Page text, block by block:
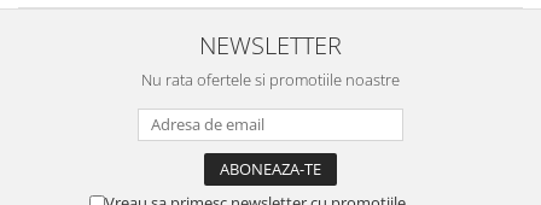
NEWSLETTER
Nu rata ofertele si promotiile noastre